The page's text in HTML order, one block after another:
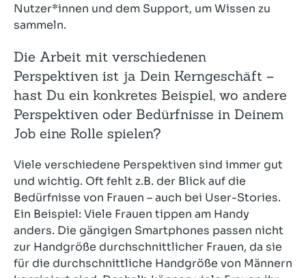
Nutzer*innen und dem Support, um Wissen zu
sammeln.
Die Arbeit mit verschiedenen
Perspektiven ist ja Dein Kerngeschäft –
hast Du ein konkretes Beispiel, wo andere
Perspektiven oder Bedürfnisse in Deinem
Job eine Rolle spielen?
Viele verschiedene Perspektiven sind immer gut
und wichtig. Oft fehlt z.B. der Blick auf die
Bedürfnisse von Frauen – auch bei User-Stories.
Ein Beispiel: Viele Frauen tippen am Handy
anders. Die gängigen Smartphones passen nicht
zur Handgröße durchschnittlicher Frauen, da sie
für die durchschnittliche Handgröße von Männern